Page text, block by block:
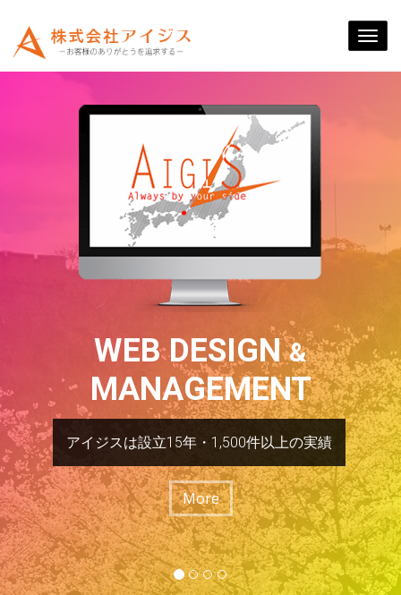
WEB DESIGN&
MANAGEMENT
アイジスは設立15年・1,500件以上の実績
More
モバイル対応もアイジス
なら万全！
アイジスは関西でいち早くスマートフォン対応に取り
組み実績多数！！
More
ワードプレスカスタマイ
ズもお任せください！
アイジスはワードプレスカスタマイズも数多く手がけ
ております。
More
ホームページ更新代行サ
ービス
中小企業に必要なもの『育てる』という発想です。人
の集まる魅力的なホームページにアイジスがお手伝い
いたします。
More